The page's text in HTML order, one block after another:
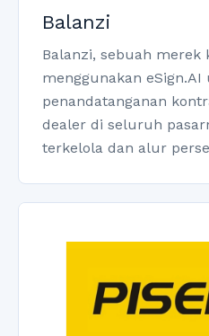
Balanzi
Balanzi, sebuah merek
menggunakan
penandatanganan
dealer di seluruh
terkelola dan alur